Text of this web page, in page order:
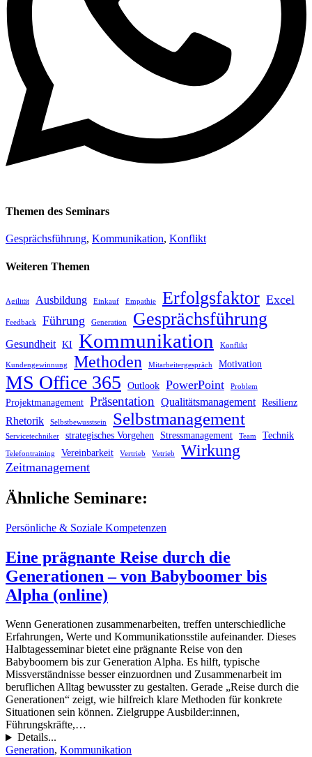
Themen des Seminars
Gesprächsführung, Kommunikation, Konflikt
Weiteren Themen
Agilität Ausbildung Einkauf Empathie Erfolgsfaktor Excel
Feedback Führung Generation Gesprächsführung
Gesundheit KI Kommunikation Konflikt
Kundengewinnung Methoden Mitarbeitergespräch Motivation
MS Office 365 Outlook PowerPoint Problem
Projektmanagement Präsentation Qualitätsmanagement Resilienz
Rhetorik Selbstbewusstsein Selbstmanagement
Servicetechniker strategisches Vorgehen Stressmanagement Team Technik
Telefontraining Vereinbarkeit Vertrieb Vetrieb Wirkung
Zeitmanagement
Ähnliche Seminare:
Persönliche & Soziale Kompetenzen
Eine prägnante Reise durch die
Generationen – von Babyboomer bis
Alpha (online)
Wenn Generationen zusammenarbeiten, treffen unterschiedliche
Erfahrungen, Werte und Kommunikationsstile aufeinander. Dieses
Halbtagesseminar bietet eine prägnante Reise von den
Babyboomern bis zur Generation Alpha. Es hilft, typische
Missverständnisse besser einzuordnen und Zusammenarbeit im
beruflichen Alltag bewusster zu gestalten. Gerade „Reise durch die
Generationen“ zeigt, wie hilfreich klare Methoden für konkrete
Situationen sein können. Zielgruppe Ausbilder:innen,
Führungskräfte,…
Details...
Generation, Kommunikation